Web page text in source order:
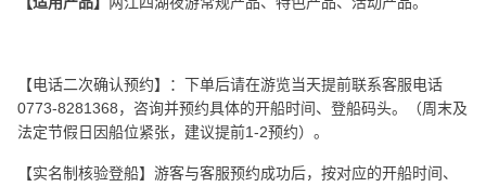
【电话二次确认预约】：下单后请在游览当天提前联系客服电话
0773-8281368，咨询并预约具体的开船时间、登船码头。（周末及
法定节假日因船位紧张，建议提前1-2预约）。
【实名制核验登船】游客与客服预约成功后，按对应的开船时间、